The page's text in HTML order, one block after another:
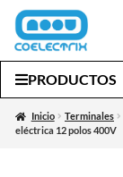
PRODUCTOS
Inicio Terminales
eléctrica 12 polos 400V